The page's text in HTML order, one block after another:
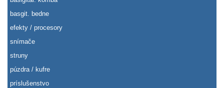
basgit. bedne
efekty / procesory
snímače
struny
púzdra / kufre
príslušenstvo